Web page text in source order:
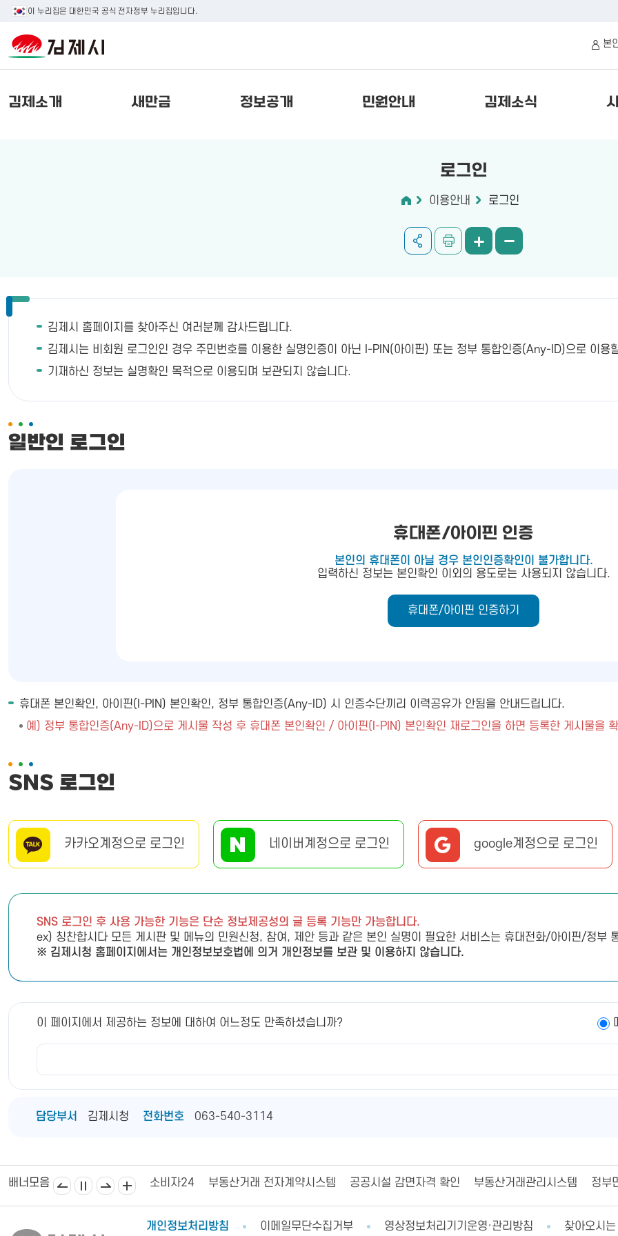
이 누리집은 대한민국 공식 전자정부 누리집입니다.
김제소개 새만금 정보공개 민원안내 김제소식
본
로그인
이용안내 로그인
김제시 홈페이지를 찾아주신 여러분께 감사드립니다.
김제시는 비회원 로그인인 경우 주민번호를 이용한 실명인증이 아닌 I-PIN(아이핀) 또는 정부 통합인증(Any-ID)으로 이용
기재하신 정보는 실명확인 목적으로 이용되며 보관되지 않습니다.
일반인 로그인
휴대폰/아이핀 인증
본인의 휴대폰이 아닐 경우 본인인증확인이 불가합니다.
입력하신 정보는 본인확인 이외의 용도로는 사용되지 않습니다.
휴대폰/아이핀 인증하기
휴대폰 본인확인, 아이핀(I-PIN) 본인확인, 정부 통합인증(Any-ID) 시 인증수단끼리 이력공유가 안됨을 안내드립니다.
예) 정부 통합인증(Any-ID)으로 게시물 작성 후 휴대폰 본인확인 / 아이핀(I-PIN) 본인확인 재로그인을 하면 등록한 게시물을
SNS 로그인
카카오계정으로 로그인 네이버계정으로 로그인 google계정으로 로그인
SNS 로그인 후 사용 가능한 기능은 단순 정보제공성의 글 등록 기능만 가능합니다.
ex) 칭찬합시다 모든 게시판 및 메뉴의 민원신청, 참여, 제안 등과 같은 본인 실명이 필요한 서비스는 휴대전화/아이핀/정부
※ 김제시청 홈페이지에서는 개인정보보호법에 의거 개인정보를 보관 및 이용하지 않습니다.
이 페이지에서 제공하는 정보에 대하여 어느정도 만족하셨습니까?
담당부서 김제시청 전화번호 063-540-3114
배너모음
제상공회의소 김제시의회 소비자24 부동산거래 전자계약시스템 공공시설 감면자격 확인 부동산거래관리시스템 정부
개인정보처리방침 이메일무단수집거부 영상정보처리기기운영·관리방침 찾아오시